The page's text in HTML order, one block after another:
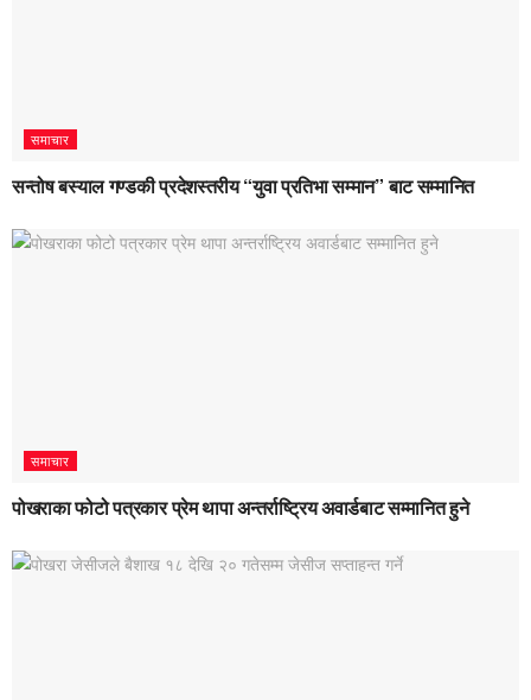
समाचार
सन्तोष बस्याल गण्डकी प्रदेशस्तरीय “युवा प्रतिभा सम्मान” बाट सम्मानित
समाचार
पोखराका फोटो पत्रकार प्रेम थापा अन्तर्राष्ट्रिय अवार्डबाट सम्मानित हुने